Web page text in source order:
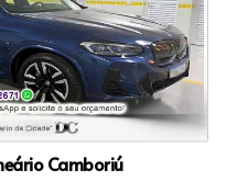
Camboriú